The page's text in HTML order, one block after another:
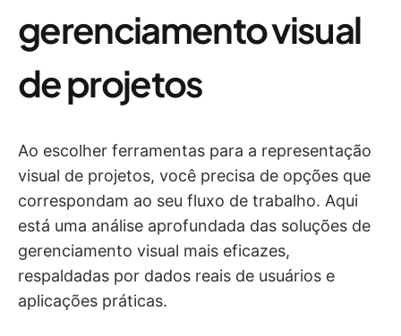
gerenciamento visual
de projetos
Ao escolher ferramentas para a representação
visual de projetos, você precisa de opções que
correspondam ao seu fluxo de trabalho. Aqui
está uma análise aprofundada das soluções de
gerenciamento visual mais eficazes,
respaldadas por dados reais de usuários e
aplicações práticas.